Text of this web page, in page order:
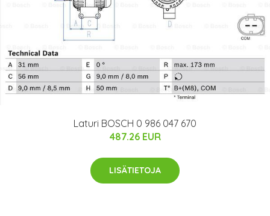
Laturi BOSCH 0 986 047 670
487.26 EUR
LISÄTIETOJA